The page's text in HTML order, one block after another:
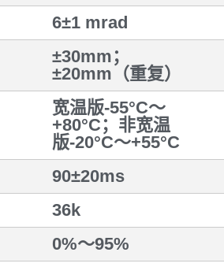
6±1 mrad
±30mm；
±20mm（重复）
宽温版-55°C～
+80°C；非宽温
版-20°C～+55°C
90±20ms
36k
0%～95%